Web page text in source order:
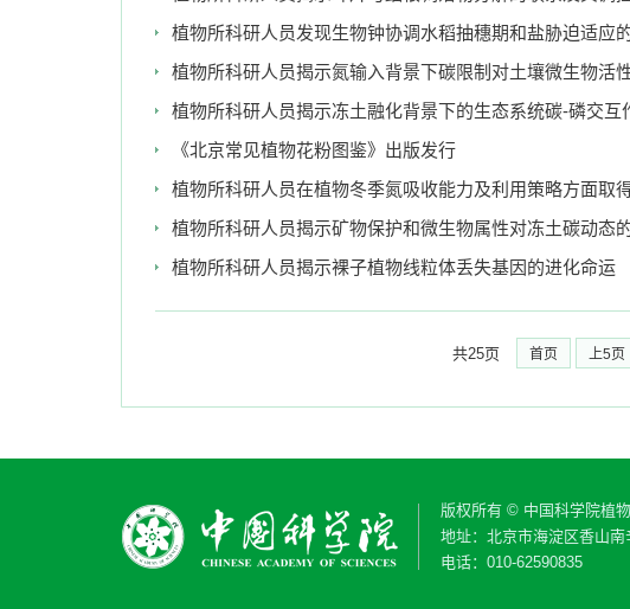
植物所科研人员发现生物钟协调水稻抽穗期和盐胁迫适应
植物所科研人员揭示氮输入背景下碳限制对土壤微生物活
植物所科研人员揭示冻土融化背景下的生态系统碳-磷交互
《北京常见植物花粉图鉴》出版发行
植物所科研人员在植物冬季氮吸收能力及利用策略方面取
植物所科研人员揭示矿物保护和微生物属性对冻土碳动态
植物所科研人员揭示裸子植物线粒体丢失基因的进化命运
共25页 首页 上5页
版权所有 © 中国科学院植
地址：北京市海淀区香山
电话：010-62590835